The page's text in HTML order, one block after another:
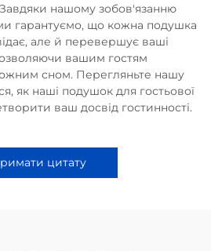
Завдяки нашому зобов'язанню
ми гарантуємо, що кожна подушка
але й перевершує ваші
вашим гостям
сном. Перегляньте нашу
як наші подушок для гостьової
ваш досвід гостинності.
цитату